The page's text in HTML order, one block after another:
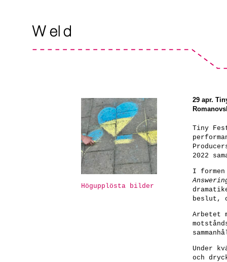
Högupplösta bilder
29 apr.
Tiny
2022
I
beslut,
Arbetet
Under
och